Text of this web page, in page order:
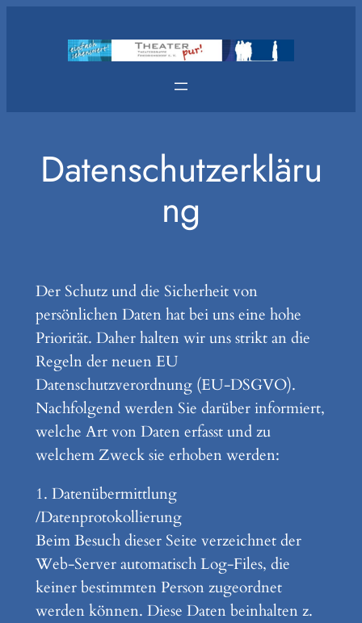
Datenschutzerkläru
ng
Der Schutz und die Sicherheit von
persönlichen Daten hat bei uns eine hohe
Priorität. Daher halten wir uns strikt an die
Regeln der neuen EU
Datenschutzverordnung (EU-DSGVO).
Nachfolgend werden Sie darüber informiert,
welche Art von Daten erfasst und zu
welchem Zweck sie erhoben werden:
1. Datenübermittlung
/Datenprotokollierung
Beim Besuch dieser Seite verzeichnet der
Web-Server automatisch Log-Files, die
keiner bestimmten Person zugeordnet
werden können. Diese Daten beinhalten z.